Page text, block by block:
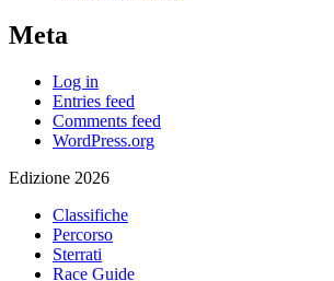
Meta
Log in
Entries feed
Comments feed
WordPress.org
Edizione 2026
Classifiche
Percorso
Sterrati
Race Guide